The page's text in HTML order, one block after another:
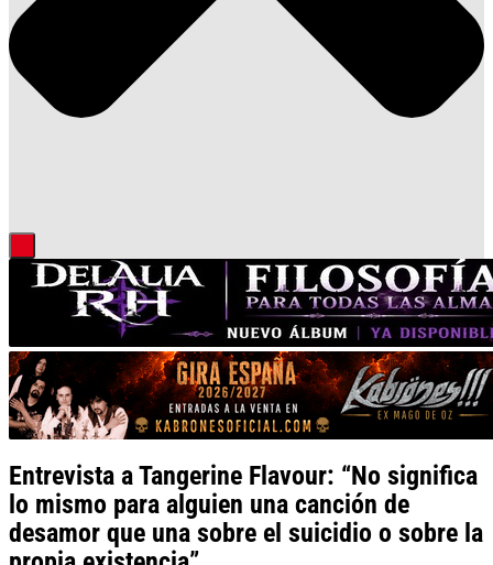
Entrevista a Tangerine Flavour: “No significa
lo mismo para alguien una canción de
desamor que una sobre el suicidio o sobre la